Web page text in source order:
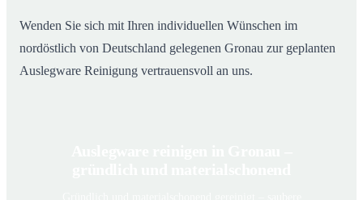
Wenden Sie sich mit Ihren individuellen Wünschen im
nordöstlich von Deutschland gelegenen Gronau zur geplanten
Auslegware Reinigung vertrauensvoll an uns.